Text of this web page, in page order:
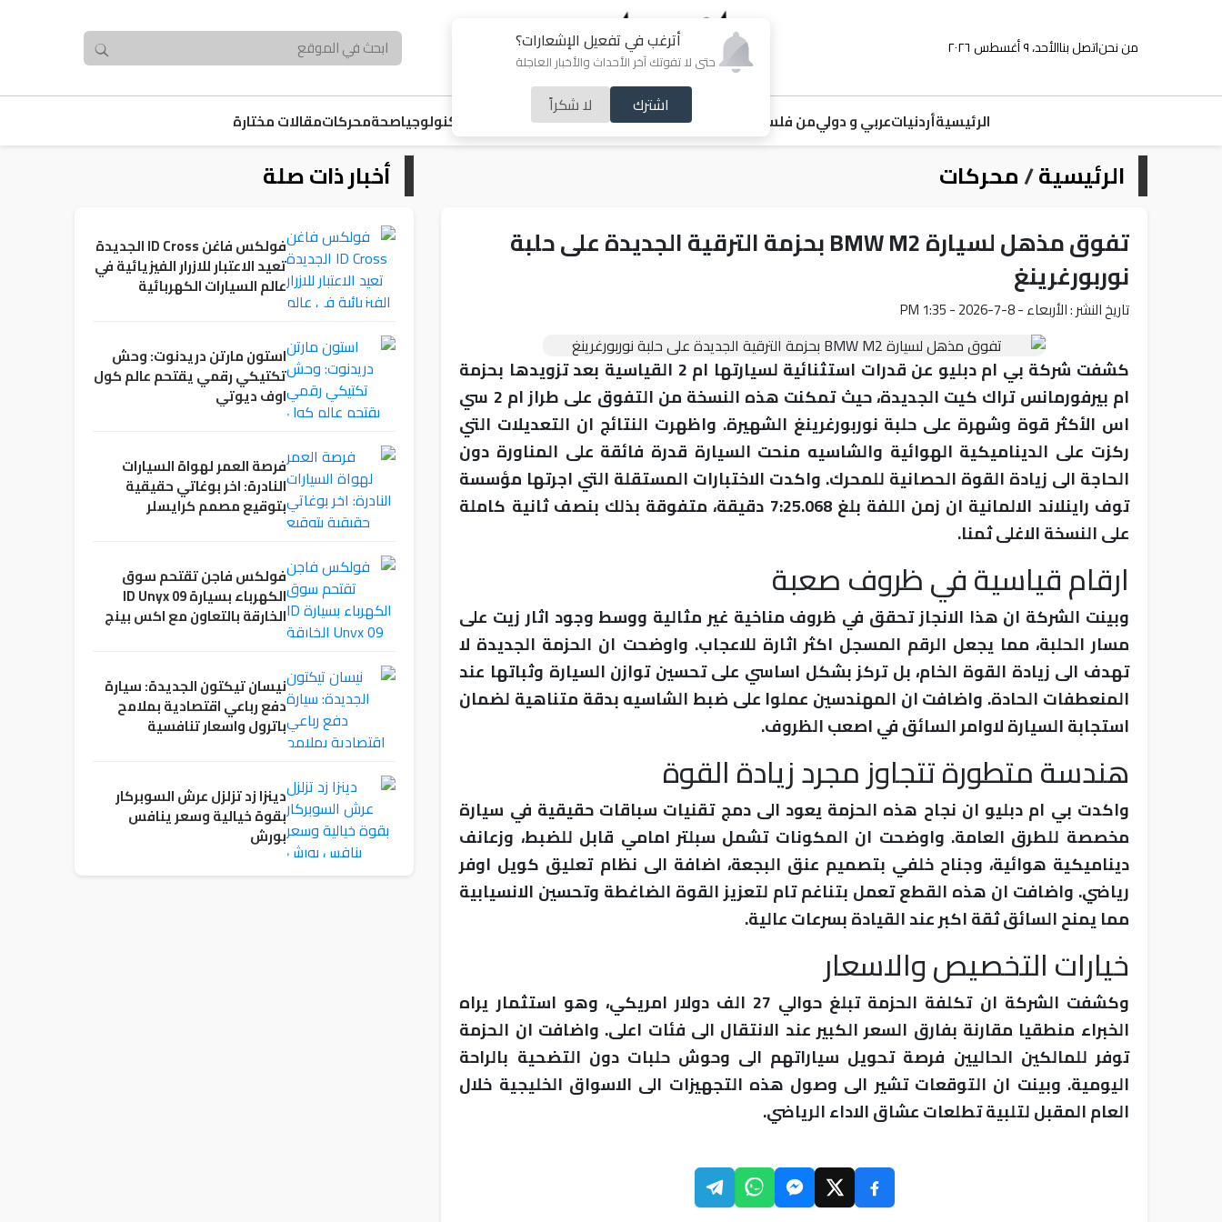
أترغب في تفعيل الإشعارات؟
حتى لا تفوتك آخر الأحداث والأخبار العاجلة
اشترك لا شكراً
من نحناتصل بناالأحد، ٩ أغسطس ٢٠٢٦
الرئيسيةأردنياتعربي و دوليمن فلسطين ملفات ساخنةخبر و صورةرياضة تكنولوجياصحةمحركاتمقالات مختارة
الرئيسية/محركات
تفوق مذهل لسيارة BMW M2 بحزمة الترقية الجديدة على حلبة
نوربورغرينغ
تاريخ النشر : الأربعاء - 8-7-2026 - 1:35 PM
كشفت شركة بي ام دبليو عن قدرات استثنائية لسيارتها ام 2 القياسية بعد تزويدها بحزمة
ام بيرفورمانس تراك كيت الجديدة، حيث تمكنت هذه النسخة من التفوق على طراز ام 2 سي
اس الأكثر قوة وشهرة على حلبة نوربورغرينغ الشهيرة. واظهرت النتائج ان التعديلات التي
ركزت على الديناميكية الهوائية والشاسيه منحت السيارة قدرة فائقة على المناورة دون
الحاجة الى زيادة القوة الحصانية للمحرك. واكدت الاختبارات المستقلة التي اجرتها مؤسسة
توف راينلاند الالمانية ان زمن اللفة بلغ 7:25.068 دقيقة، متفوقة بذلك بنصف ثانية كاملة
على النسخة الاغلى ثمنا.
ارقام قياسية في ظروف صعبة
وبينت الشركة ان هذا الانجاز تحقق في ظروف مناخية غير مثالية ووسط وجود اثار زيت على
مسار الحلبة، مما يجعل الرقم المسجل اكثر اثارة للاعجاب. واوضحت ان الحزمة الجديدة لا
تهدف الى زيادة القوة الخام، بل تركز بشكل اساسي على تحسين توازن السيارة وثباتها عند
المنعطفات الحادة. واضافت ان المهندسين عملوا على ضبط الشاسيه بدقة متناهية لضمان
استجابة السيارة لاوامر السائق في اصعب الظروف.
هندسة متطورة تتجاوز مجرد زيادة القوة
واكدت بي ام دبليو ان نجاح هذه الحزمة يعود الى دمج تقنيات سباقات حقيقية في سيارة
مخصصة للطرق العامة. واوضحت ان المكونات تشمل سبلتر امامي قابل للضبط، وزعانف
ديناميكية هوائية، وجناح خلفي بتصميم عنق البجعة، اضافة الى نظام تعليق كويل اوفر
رياضي. واضافت ان هذه القطع تعمل بتناغم تام لتعزيز القوة الضاغطة وتحسين الانسيابية
مما يمنح السائق ثقة اكبر عند القيادة بسرعات عالية.
خيارات التخصيص والاسعار
وكشفت الشركة ان تكلفة الحزمة تبلغ حوالي 27 الف دولار امريكي، وهو استثمار يراه
الخبراء منطقيا مقارنة بفارق السعر الكبير عند الانتقال الى فئات اعلى. واضافت ان الحزمة
توفر للمالكين الحاليين فرصة تحويل سياراتهم الى وحوش حلبات دون التضحية بالراحة
اليومية. وبينت ان التوقعات تشير الى وصول هذه التجهيزات الى الاسواق الخليجية خلال
العام المقبل لتلبية تطلعات عشاق الاداء الرياضي.
أخبار ذات صلة
فولكس فاغن ID Cross الجديدة
تعيد الاعتبار للازرار الفيزيائية في
عالم السيارات الكهربائية
استون مارتن دريدنوت: وحش
تكتيكي رقمي يقتحم عالم كول
اوف ديوتي
فرصة العمر لهواة السيارات
النادرة: اخر بوغاتي حقيقية
بتوقيع مصمم كرايسلر
معروضة للبيع
فولكس فاجن تقتحم سوق
الكهرباء بسيارة ID Unyx 09
الخارقة بالتعاون مع اكس بينج
نيسان تيكتون الجديدة: سيارة
دفع رباعي اقتصادية بملامح
باترول واسعار تنافسية
دينزا زد تزلزل عرش السوبركار
بقوة خيالية وسعر ينافس
بورش